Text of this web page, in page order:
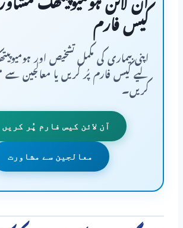
آن لائن ہومیوپیتھک
کیس فارم
اپنی بیماری کی مکمل تشخیص اور
لیے کیس فارم پُر کریں یا معالجین سے
کریں۔
آن لائن کیس فارم پُر
معالجین سے مشاورت